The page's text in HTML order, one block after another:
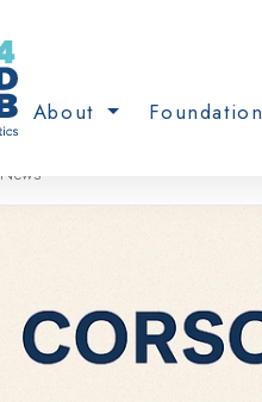
About Foundation
News